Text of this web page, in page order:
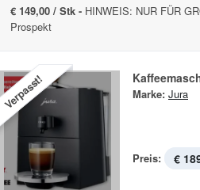
€ 149,00 / Stk - HINWEIS: NUR FÜR
Prospekt
Verpasst! Marke: Jura
Preis: €